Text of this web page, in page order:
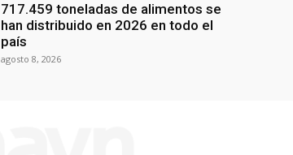
717.459 toneladas de alimentos se
han distribuido en 2026 en todo el
país
agosto 8, 2026